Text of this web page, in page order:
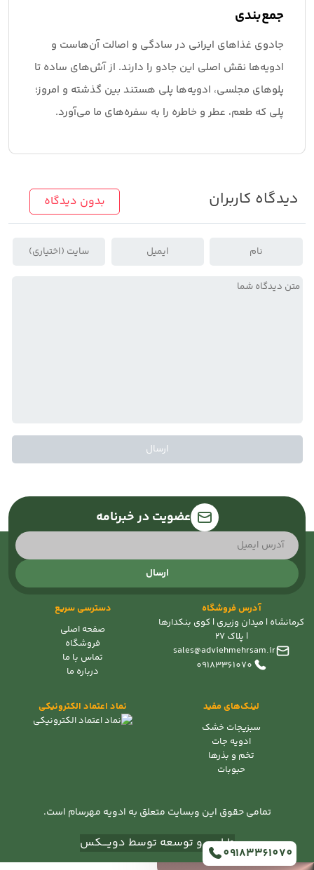
09183361070
جمع‌بندی
جادوی غذاهای ایرانی در سادگی و اصالت آن‌هاست و
ادویه‌ها نقش اصلی این جادو را دارند. از آش‌های ساده تا
پلوهای مجلسی، ادویه‌ها پلی هستند بین گذشته و امروز؛
پلی که طعم، عطر و خاطره را به سفره‌های ما می‌آورد.
دیدگاه کاربران بدون دیدگاه
عضویت در خبرنامه
ارسال
آدرس فروشگاه
کرمانشاه | میدان وزیری | کوی بنکدارها
| پلاک 27
sales@adviehmehrsam.ir
09183361070
دسترسی سریع
صفحه اصلی
فروشگاه
تماس با ما
درباره ما
لینک‌های مفید
سبزیجات خشک
ادویه جات
تخم و بذرها
حبوبات
نماد اعتماد الکترونیکی
تمامی حقوق این وبسایت متعلق به ادویه مهرسام است.
طراحی و توسعه توسط دویــــکس